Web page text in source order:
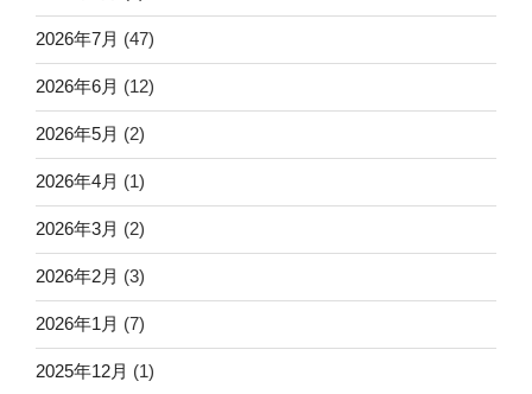
2026年7月 (47)
2026年6月 (12)
2026年5月 (2)
2026年4月 (1)
2026年3月 (2)
2026年2月 (3)
2026年1月 (7)
2025年12月 (1)